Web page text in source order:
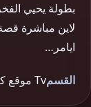
لاين مباشرة
ايامر…
القسمTv موقع كرمالك